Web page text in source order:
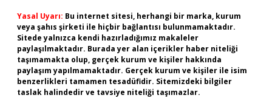
Yasal Uyarı: Bu internet sitesi, herhangi bir marka, kurum
veya şahıs şirketi ile hiçbir bağlantısı bulunmamaktadır.
Sitede yalnızca kendi hazırladığımız makaleler
paylaşılmaktadır. Burada yer alan içerikler haber niteliği
taşımamakta olup, gerçek kurum ve kişiler hakkında
paylaşım yapılmamaktadır. Gerçek kurum ve kişiler ile isim
benzerlikleri tamamen tesadüfidir. Sitemizdeki bilgiler
taslak halindedir ve tavsiye niteliği taşımazlar.